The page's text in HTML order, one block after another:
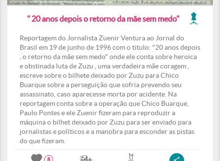
" 20 anos depois o retorno da mãe sem medo"
Reportagem do Jornalista Zuenir Ventura ao Jornal do
Brasil em 19 de junho de 1996 com o titulo: "20 anos depois
, o retorno da mãe sem medo" onde ele conta sobre heroica
e obstinada luta de Zuzu , uma verdadeira mãe coragem ,
escreve sobre o bilhete deixado por Zuzu para Chico
Buarque sobre a perseguição que sofria prevendo seu
assassinato, caso aparecesse morta por acidente. Na
reportagem conta sobre a operação que Chico Buarque,
Paulo Pontes e ele Zuenir fizeram para reproduzir a
máquina o bilhet deixado por Zuzu para ser enviado para
jornalistas e políticos e a manobra para esconder as pistas
do que fizeram.
8